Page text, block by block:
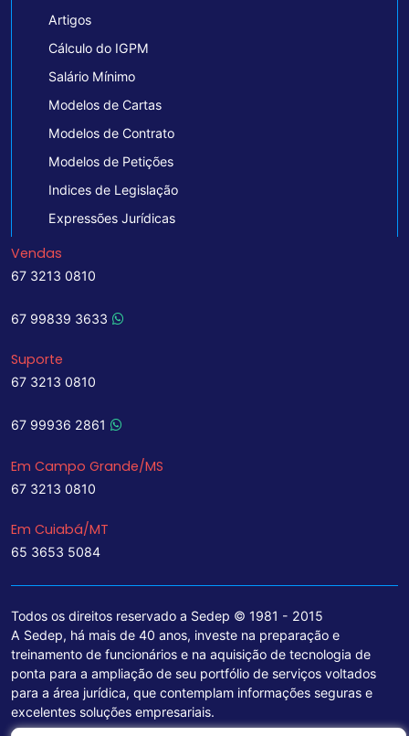
Artigos
Cálculo do IGPM
Salário Mínimo
Modelos de Cartas
Modelos de Contrato
Modelos de Petições
Indices de Legislação
Expressões Jurídicas
Vendas
67 3213 0810
67 99839 3633
Suporte
67 3213 0810
67 99936 2861
Em Campo Grande/MS
67 3213 0810
Em Cuiabá/MT
65 3653 5084
Todos os direitos reservado a Sedep © 1981 - 2015
A Sedep, há mais de 40 anos, investe na preparação e
treinamento de funcionários e na aquisição de tecnologia de
ponta para a ampliação de seu portfólio de serviços voltados
para a área jurídica, que contemplam informações seguras e
excelentes soluções empresariais.